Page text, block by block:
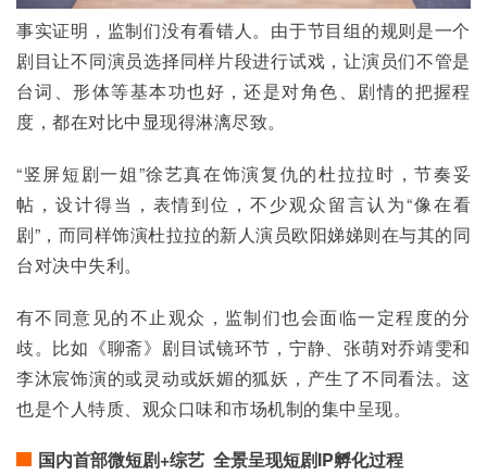
事实证明，监制们没有看错人。由于节目组的规则是一个
剧目让不同演员选择同样片段进行试戏，让演员们不管是
台词、形体等基本功也好，还是对角色、剧情的把握程
度，都在对比中显现得淋漓尽致。
“竖屏短剧一姐”徐艺真在饰演复仇的杜拉拉时，节奏妥
帖，设计得当，表情到位，不少观众留言认为“像在看
剧”，而同样饰演杜拉拉的新人演员欧阳娣娣则在与其的同
台对决中失利。
有不同意见的不止观众，监制们也会面临一定程度的分
歧。比如《聊斋》剧目试镜环节，宁静、张萌对乔靖雯和
李沐宸饰演的或灵动或妖媚的狐妖，产生了不同看法。这
也是个人特质、观众口味和市场机制的集中呈现。
国内首部微短剧+综艺 全景呈现短剧IP孵化过程